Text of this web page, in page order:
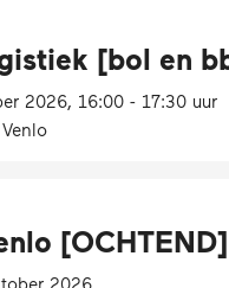
[bol en
2026, 16:00 - 17:30 uur
[OCHTEND]
2026